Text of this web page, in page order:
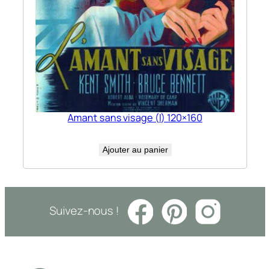
Amant sans visage (l) 120×160
Ajouter au panier
Suivez-nous !